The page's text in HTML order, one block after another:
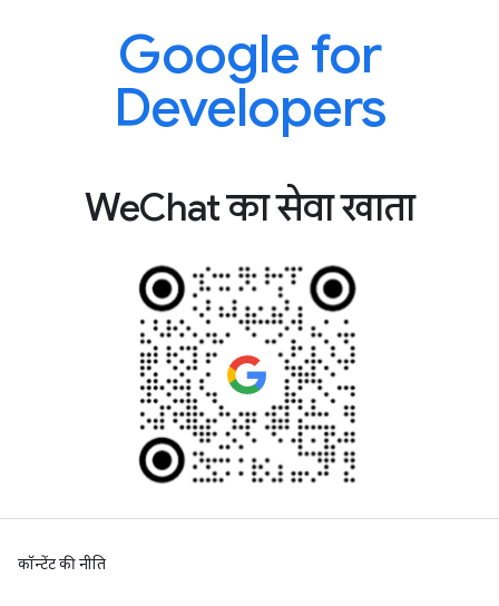
Google for
Developers
WeChat का सेवा खाता
कॉन्टेंट की नीति